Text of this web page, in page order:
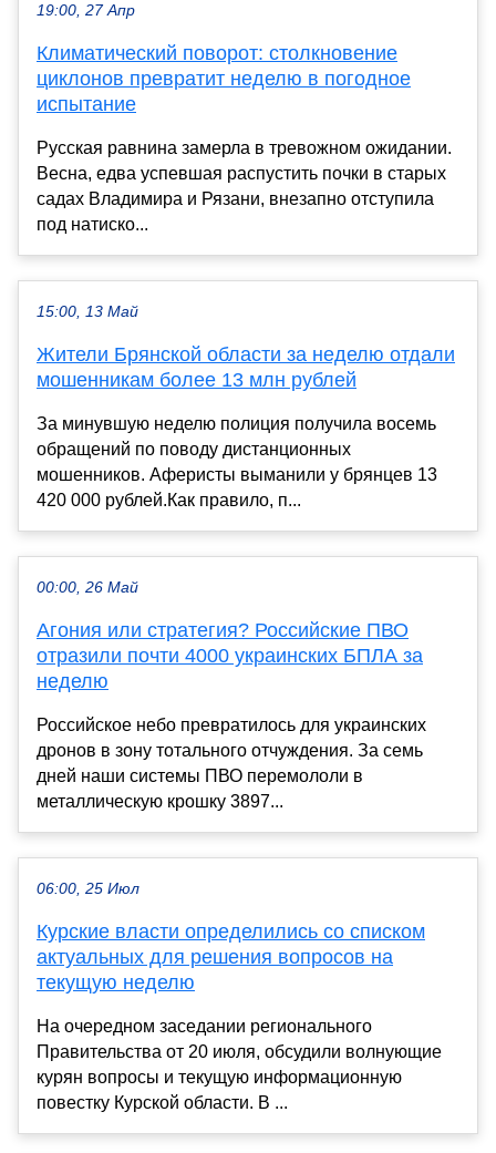
19:00, 27 Апр
Климатический поворот: столкновение
циклонов превратит неделю в погодное
испытание
Русская равнина замерла в тревожном ожидании.
Весна, едва успевшая распустить почки в старых
садах Владимира и Рязани, внезапно отступила
под натиско...
15:00, 13 Май
Жители Брянской области за неделю отдали
мошенникам более 13 млн рублей
За минувшую неделю полиция получила восемь
обращений по поводу дистанционных
мошенников. Аферисты выманили у брянцев 13
420 000 рублей.Как правило, п...
00:00, 26 Май
Агония или стратегия? Российские ПВО
отразили почти 4000 украинских БПЛА за
неделю
Российское небо превратилось для украинских
дронов в зону тотального отчуждения. За семь
дней наши системы ПВО перемололи в
металлическую крошку 3897...
06:00, 25 Июл
Курские власти определились со списком
актуальных для решения вопросов на
текущую неделю
На очередном заседании регионального
Правительства от 20 июля, обсудили волнующие
курян вопросы и текущую информационную
повестку Курской области. В ...